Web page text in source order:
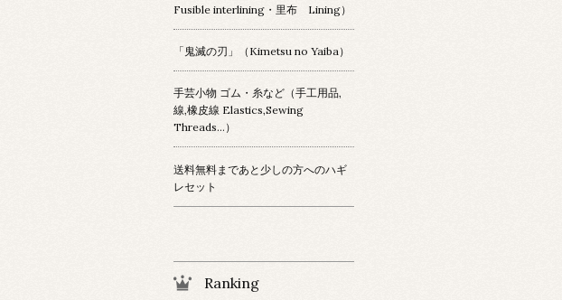
Fusible interlining・里布 Lining）
「鬼滅の刃」（Kimetsu no Yaiba）
手芸小物 ゴム・糸など（手工用品,
線,橡皮線 Elastics,Sewing
Threads...）
送料無料まであと少しの方へのハギ
レセット
Ranking